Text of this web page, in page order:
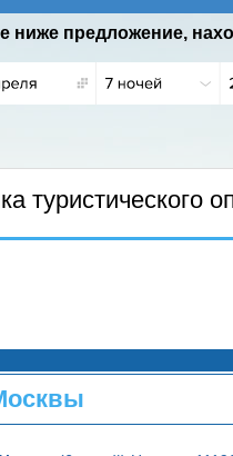
ниже предложение,
туристического